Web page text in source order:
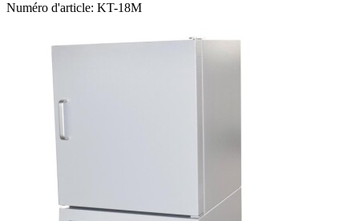
Numéro d'article: KT-18M